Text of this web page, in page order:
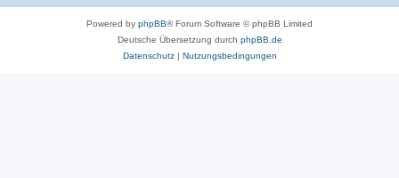
Powered by phpBB® Forum Software © phpBB Limited
Deutsche Übersetzung durch phpBB.de
Datenschutz| Nutzungsbedingungen